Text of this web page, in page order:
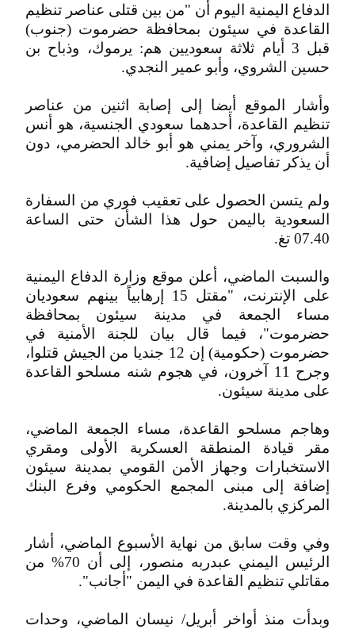
الدفاع اليمنية اليوم أن "من بين قتلى عناصر تنظيم
القاعدة في سيئون بمحافظة حضرموت (جنوب)
قبل 3 أيام ثلاثة سعوديين هم: يرموك، وذباح بن
حسين الشروي، وأبو عمير النجدي.
وأشار الموقع أيضا إلى إصابة اثنين من عناصر
تنظيم القاعدة، أحدهما سعودي الجنسية، هو أنس
الشروري، وآخر يمني هو أبو خالد الحضرمي، دون
أن يذكر تفاصيل إضافية.
ولم يتسن الحصول على تعقيب فوري من السفارة
السعودية باليمن حول هذا الشأن حتى الساعة
07.40 تغ.
والسبت الماضي، أعلن موقع وزارة الدفاع اليمنية
على الإنترنت، "مقتل 15 إرهابياً بينهم سعوديان
مساء الجمعة في مدينة سيئون بمحافظة
حضرموت"، فيما قال بيان للجنة الأمنية في
حضرموت (حكومية) إن 12 جنديا من الجيش قتلوا،
وجرح 11 آخرون، في هجوم شنه مسلحو القاعدة
على مدينة سيئون.
وهاجم مسلحو القاعدة، مساء الجمعة الماضي،
مقر قيادة المنطقة العسكرية الأولى ومقري
الاستخبارات وجهاز الأمن القومي بمدينة سيئون
إضافة إلى مبنى المجمع الحكومي وفرع البنك
المركزي بالمدينة.
وفي وقت سابق من نهاية الأسبوع الماضي، أشار
الرئيس اليمني عبدربه منصور، إلى أن 70% من
مقاتلي تنظيم القاعدة في اليمن "أجانب".
وبدأت منذ أواخر أبريل/ نيسان الماضي، وحدات